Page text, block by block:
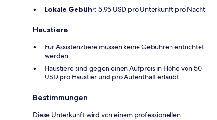
Lokale Gebühr: 5.95 USD pro Unterkunft pro Nacht
Haustiere
Für Assistenztiere müssen keine Gebühren entrichtet
werden
Haustiere sind gegen einen Aufpreis in Höhe von 50
USD pro Haustier und pro Aufenthalt erlaubt.
Bestimmungen
Diese Unterkunft wird von einem professionellen